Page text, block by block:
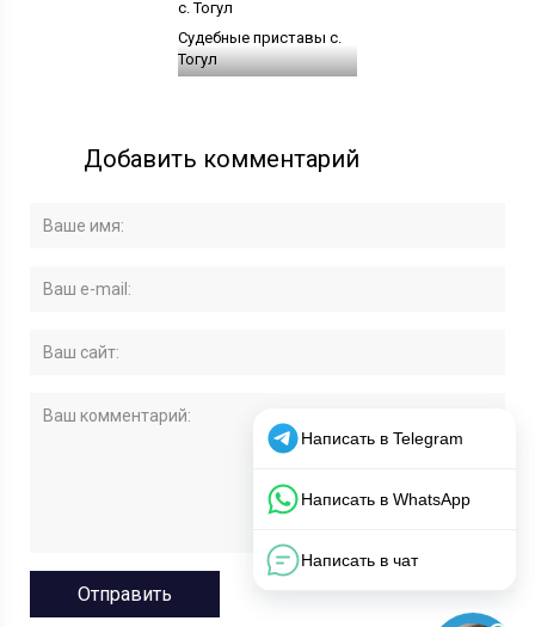
Судебные приставы c.
Тогул
Добавить комментарий